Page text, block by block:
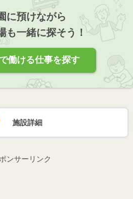
に預けながら
も一緒に探そう！
働ける仕事を探す
施設詳細
ンサーリンク